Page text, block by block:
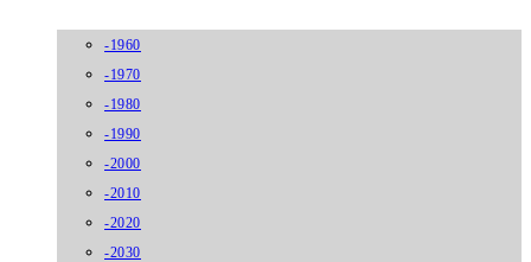
-1960
-1970
-1980
-1990
-2000
-2010
-2020
-2030